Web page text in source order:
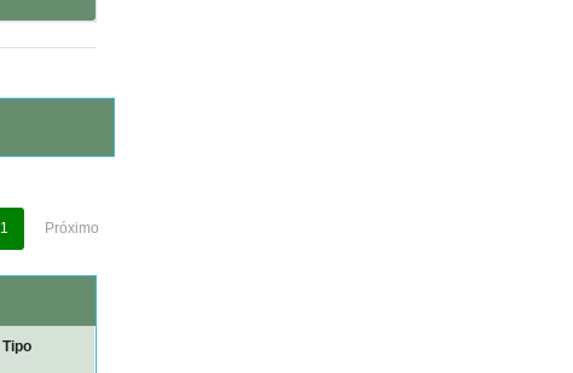
1 Próximo
Tipo